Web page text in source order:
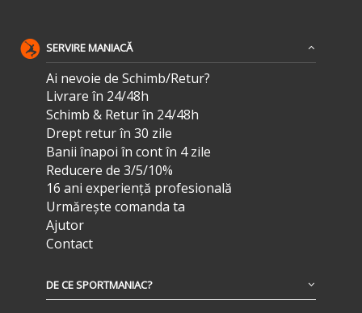
SERVIRE MANIACĂ
Ai nevoie de Schimb/Retur?
Livrare în 24/48h
Schimb & Retur în 24/48h
Drept retur în 30 zile
Banii înapoi în cont în 4 zile
Reducere de 3/5/10%
16 ani experiență profesională
Urmărește comanda ta
Ajutor
Contact
DE CE SPORTMANIAC?